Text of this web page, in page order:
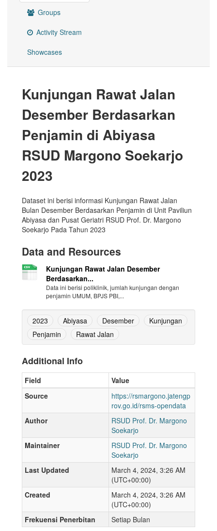
Groups
Activity Stream
Showcases
Kunjungan Rawat Jalan
Desember Berdasarkan
Penjamin di Abiyasa
RSUD Margono Soekarjo
2023
Dataset ini berisi informasi Kunjungan Rawat Jalan
Bulan Desember Berdasarkan Penjamin di Unit Paviliun
Abiyasa dan Pusat Geriatri RSUD Prof. Dr. Margono
Soekarjo Pada Tahun 2023
Data and Resources
Kunjungan Rawat Jalan Desember
Berdasarkan...
Data ini berisi poliklinik, jumlah kunjungan dengan
penjamin UMUM, BPJS PBI,...
2023 Abiyasa Desember
Kunjungan
Penjamin
Rawat Jalan
Additional Info
Field
Value
Source
https://rsmargono.jatengp
rov.go.id/rsms-opendata
Author
RSUD Prof. Dr. Margono
Soekarjo
Maintainer
RSUD Prof. Dr. Margono
Soekarjo
Last Updated
March 4, 2024, 3:26 AM
(UTC+00:00)
Created
March 4, 2024, 3:26 AM
(UTC+00:00)
Frekuensi Penerbitan
Setiap Bulan